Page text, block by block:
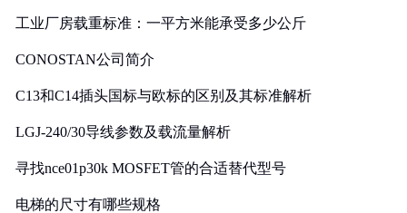
工业厂房载重标准：一平方米能承受多少公斤
CONOSTAN公司简介
C13和C14插头国标与欧标的区别及其标准解析
LGJ-240/30导线参数及载流量解析
寻找nce01p30k MOSFET管的合适替代型号
电梯的尺寸有哪些规格